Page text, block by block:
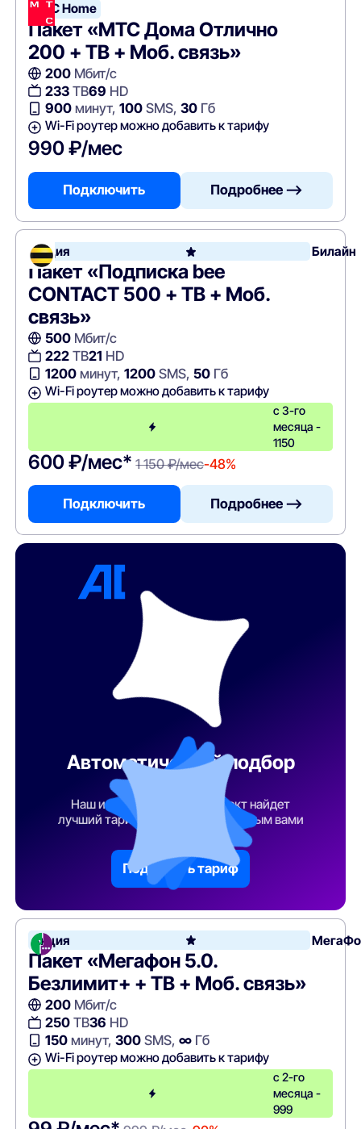
МТС Home
Пакет «МТС Дома Отлично
200 + ТВ + Моб. связь»
200Мбит/с
233ТВ69 HD
900минут, 100SMS, 30Гб
Wi-Fi роутер можно добавить к тарифу
990 ₽/мес
Подключить Подробнее —>
Акция Билайн
Пакет «Подписка bee
CONTACT 500 + ТВ + Моб.
связь»
500Мбит/с
222ТВ21 HD
1200минут, 1200SMS, 50Гб
Wi-Fi роутер можно добавить к тарифу
с 3-го
месяца -
1150
600 ₽/мес* 1 150 ₽/мес-48%
Подключить Подробнее —>
Автоматический подбор
Наш искусственный интеллект найдет
лучший тарифный план по указанным вами
Подобрать тариф
Акция
Пакет «Мегафон 5.0.
Безлимит+ + ТВ + Моб. связь»
200Мбит/с
250ТВ36 HD
150минут, 300SMS, ∞Гб
Wi-Fi роутер можно добавить к тарифу
с 2-го
месяца -
999